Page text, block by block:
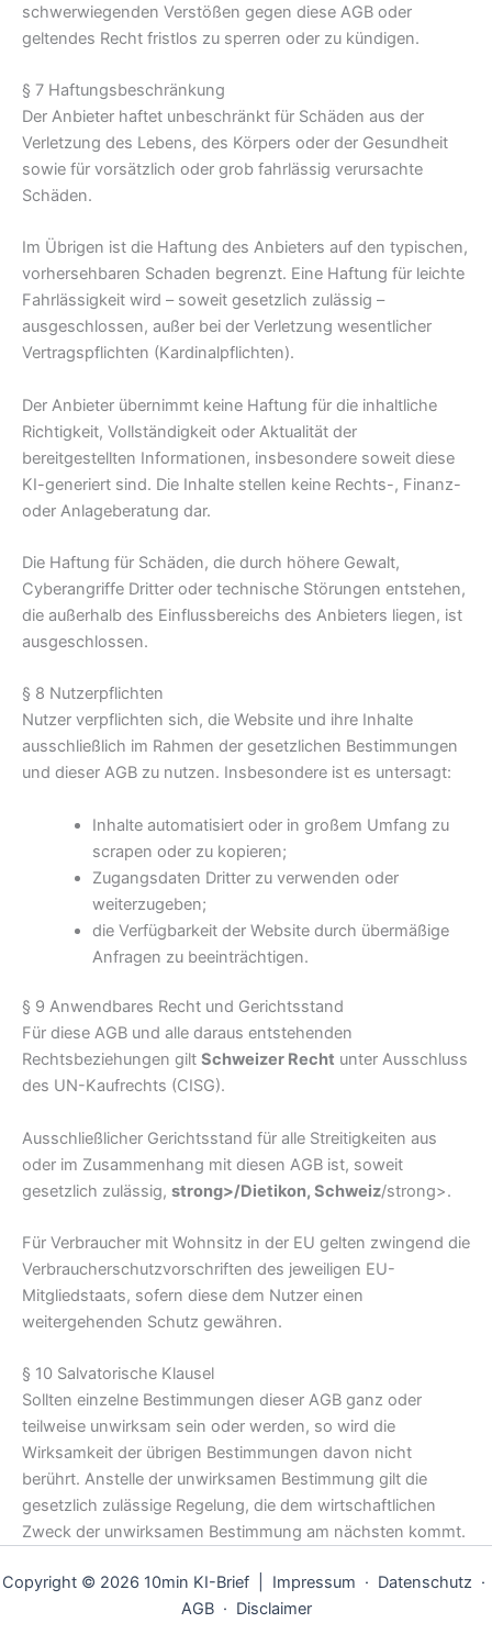
schwerwiegenden Verstößen gegen diese AGB oder
geltendes Recht fristlos zu sperren oder zu kündigen.
§ 7 Haftungsbeschränkung
Der Anbieter haftet unbeschränkt für Schäden aus der
Verletzung des Lebens, des Körpers oder der Gesundheit
sowie für vorsätzlich oder grob fahrlässig verursachte
Schäden.
Im Übrigen ist die Haftung des Anbieters auf den typischen,
vorhersehbaren Schaden begrenzt. Eine Haftung für leichte
Fahrlässigkeit wird – soweit gesetzlich zulässig –
ausgeschlossen, außer bei der Verletzung wesentlicher
Vertragspflichten (Kardinalpflichten).
Der Anbieter übernimmt keine Haftung für die inhaltliche
Richtigkeit, Vollständigkeit oder Aktualität der
bereitgestellten Informationen, insbesondere soweit diese
KI-generiert sind. Die Inhalte stellen keine Rechts-, Finanz-
oder Anlageberatung dar.
Die Haftung für Schäden, die durch höhere Gewalt,
Cyberangriffe Dritter oder technische Störungen entstehen,
die außerhalb des Einflussbereichs des Anbieters liegen, ist
ausgeschlossen.
§ 8 Nutzerpflichten
Nutzer verpflichten sich, die Website und ihre Inhalte
ausschließlich im Rahmen der gesetzlichen Bestimmungen
und dieser AGB zu nutzen. Insbesondere ist es untersagt:
Inhalte automatisiert oder in großem Umfang zu
scrapen oder zu kopieren;
Zugangsdaten Dritter zu verwenden oder
weiterzugeben;
die Verfügbarkeit der Website durch übermäßige
Anfragen zu beeinträchtigen.
§ 9 Anwendbares Recht und Gerichtsstand
Für diese AGB und alle daraus entstehenden
Rechtsbeziehungen gilt Schweizer Recht unter Ausschluss
des UN-Kaufrechts (CISG).
Ausschließlicher Gerichtsstand für alle Streitigkeiten aus
oder im Zusammenhang mit diesen AGB ist, soweit
gesetzlich zulässig, strong>/Dietikon, Schweiz/strong>.
Für Verbraucher mit Wohnsitz in der EU gelten zwingend die
Verbraucherschutzvorschriften des jeweiligen EU-
Mitgliedstaats, sofern diese dem Nutzer einen
weitergehenden Schutz gewähren.
§ 10 Salvatorische Klausel
Sollten einzelne Bestimmungen dieser AGB ganz oder
teilweise unwirksam sein oder werden, so wird die
Wirksamkeit der übrigen Bestimmungen davon nicht
berührt. Anstelle der unwirksamen Bestimmung gilt die
gesetzlich zulässige Regelung, die dem wirtschaftlichen
Zweck der unwirksamen Bestimmung am nächsten kommt.
Copyright © 2026 10min KI-Brief | Impressum · Datenschutz ·
AGB· Disclaimer